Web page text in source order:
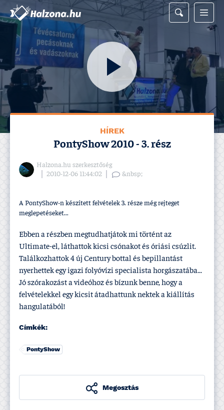
HÍREK
PontyShow 2010 - 3. rész
Halzona.hu szerkesztőség
2010-12-06 11:44:02
&nbsp;
A PontyShow-n készí­tett felvételek 3. része még rejteget
meglepetéseket...
Ebben a részben megtudhatjátok mi történt az
Ultimate-el, láthattok kicsi csónakot és óriási csúzlit.
Találkozhattok 4 új Century bottal és bepillantást
nyerhettek egy igazi folyóví­zi specialista horgászatába...
Jó szórakozást a videóhoz és bí­zunk benne, hogy a
felvételekkel egy kicsit átadhattunk nektek a kiállí­tás
hangulatából!
Címkék:
PontyShow
Megosztás